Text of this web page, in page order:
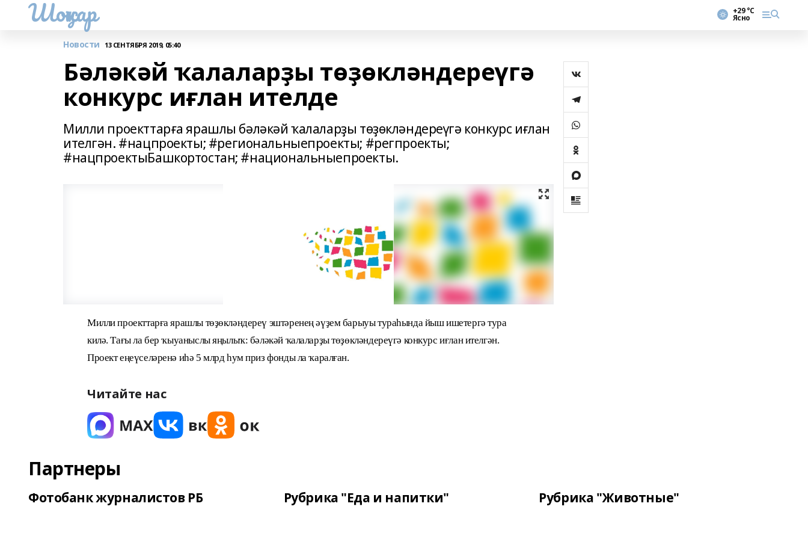
Шоңҡар +29 °С
Ясно
Новости 13 СЕНТЯБРЯ 2019, 05:40
Бәләкәй ҡалаларҙы төҙөкләндереүгә
конкурс иғлан ителде
Милли проекттарға ярашлы бәләкәй ҡалаларҙы төҙөкләндереүгә конкурс иғлан
ителгән. #нацпроекты; #региональныепроекты; #регпроекты;
#нацпроектыБашкортостан; #национальныепроекты.
Милли проекттарға ярашлы төҙөкләндереү эштәренең әүҙем барыуы тураһында йыш ишетергә тура
килә. Тағы ла бер ҡыуаныслы яңылыҡ: бәләкәй ҡалаларҙы төҙөкләндереүгә конкурс иғлан ителгән.
Проект еңеүселәренә иһә 5 млрд һум приз фонды ла ҡаралған.
Читайте нас
Партнеры
Фотобанк журналистов РБ Рубрика "Еда и напитки" Рубрика "Животные"